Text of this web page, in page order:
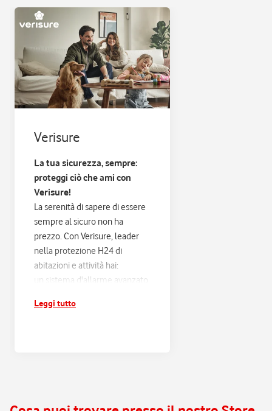
Verisure
La tua sicurezza, sempre:
proteggi ciò che ami con
Verisure!
La serenità di sapere di essere
sempre al sicuro non ha
prezzo. Con Verisure, leader
nella protezione H24 di
abitazioni e attività hai:
un sistema d'allarme avanzato,
e connesso alla Centrale
Leggi tutto